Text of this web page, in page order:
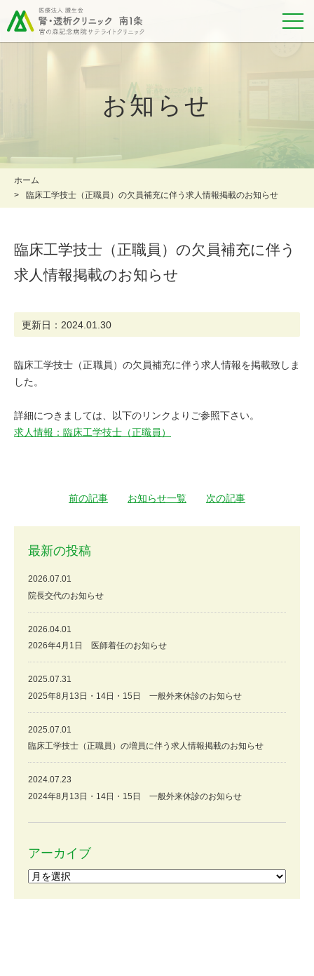
お知らせ
ホーム
臨床工学技士（正職員）の欠員補充に伴う求人情報掲載のお知らせ
臨床工学技士（正職員）の欠員補充に伴う
求人情報掲載のお知らせ
更新日：2024.01.30
臨床工学技士（正職員）の欠員補充に伴う求人情報を掲載致しま
した。
詳細につきましては、以下のリンクよりご参照下さい。
求人情報：臨床工学技士（正職員）
前の記事 お知らせ一覧 次の記事
最新の投稿
2026.07.01
院長交代のお知らせ
2026.04.01
2026年4月1日 医師着任のお知らせ
2025.07.31
2025年8月13日・14日・15日 一般外来休診のお知らせ
2025.07.01
臨床工学技士（正職員）の増員に伴う求人情報掲載のお知らせ
2024.07.23
2024年8月13日・14日・15日 一般外来休診のお知らせ
アーカイブ